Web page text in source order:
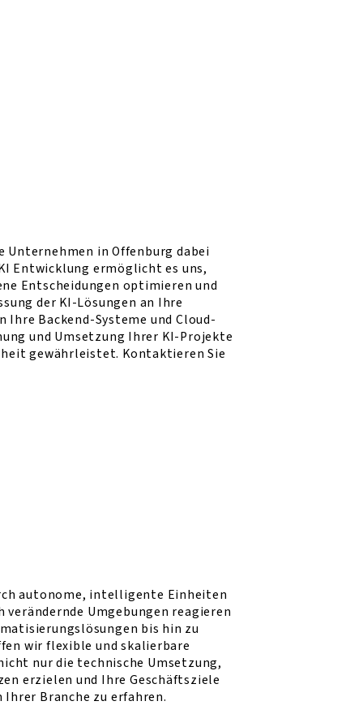
in Offenburg dabei
Entwicklung ermöglicht es uns,
Entscheidungen optimieren und
der KI-Lösungen an Ihre
Backend-Systeme und Cloud-
und Umsetzung Ihrer KI-Projekte
gewährleistet. Kontaktieren Sie
autonome, intelligente Einheiten
Umgebungen reagieren
bis hin zu
wir flexible und skalierbare
nur die technische Umsetzung,
erzielen und Ihre Geschäftsziele
Branche zu erfahren.